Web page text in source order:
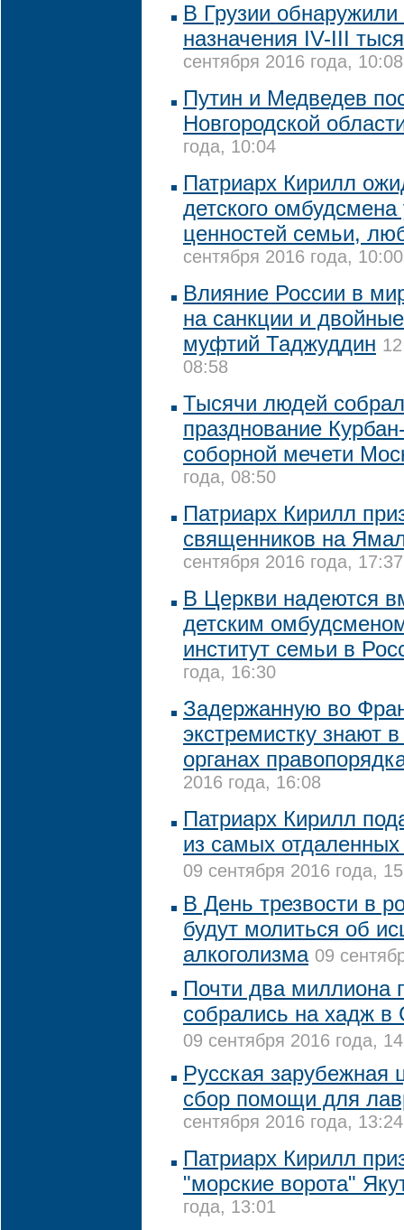
В Грузии обнаружили
назначения IV-III
сентября 2016 года, 10:08
Путин и Медведев
Новгородской
года, 10:04
Патриарх Кирилл
детского
ценностей семьи,
сентября 2016 года, 10:00
Влияние России в
на санкции и
муфтий Таджуддин
08:58
Тысячи людей
празднование
соборной мечети
года, 08:50
Патриарх Кирилл
священников на
сентября 2016 года, 17:37
В Церкви надеются
детским
институт семьи в
года, 16:30
Задержанную во
экстремистку знают
органах
2016 года, 16:08
Патриарх Кирилл
из самых
09 сентября 2016 года,
В День трезвости в
будут молиться об
алкоголизма 09
Почти два миллиона
собрались на хадж в
09 сентября 2016 года,
Русская зарубежная
сбор помощи для
сентября 2016 года, 13:24
Патриарх Кирилл
"морские ворота"
года, 13:01